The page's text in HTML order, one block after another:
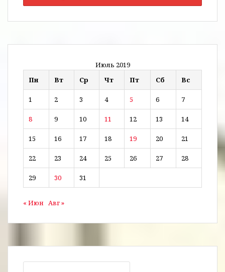
Июль 2019
Пн
Вт Ср Чт Пт Сб Вс
1 2 3 4 5 6 7
8 9 10 11 12 13 14
15 16 17 18 19 20 21
22 23 24 25 26 27 28
29 30 31
« Июн Авг »